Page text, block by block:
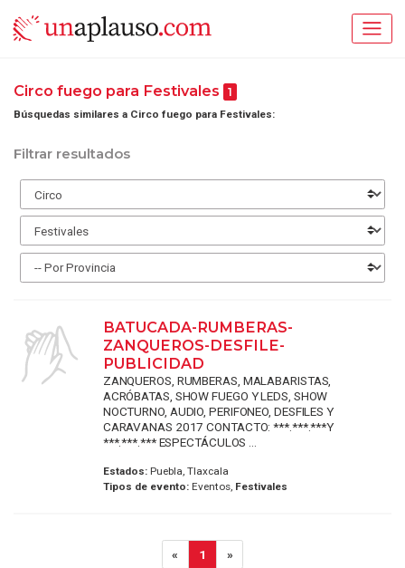
Circo fuego para Festivales 1
Búsquedas similares a Circo fuego para Festivales:
Filtrar resultados
BATUCADA-RUMBERAS-
ZANQUEROS-DESFILE-
PUBLICIDAD
ZANQUEROS, RUMBERAS, MALABARISTAS,
ACRÓBATAS, SHOW FUEGO Y LEDS, SHOW
NOCTURNO, AUDIO, PERIFONEO, DESFILES Y
CARAVANAS 2017 CONTACTO: ***.***.***Y
***.***.*** ESPECTÁCULOS ...
Estados:Puebla, Tlaxcala
Tipos de evento:Eventos, Festivales
« 1 »